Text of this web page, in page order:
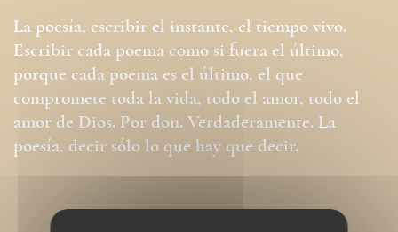
La poesía, escribir el instante, el tiempo vivo.
Escribir cada poema como si fuera el último,
porque cada poema es el último, el que
compromete toda la vida, todo el amor, todo el
amor de Dios. Por don. Verdaderamente. La
poesía, decir sólo lo que hay que decir.